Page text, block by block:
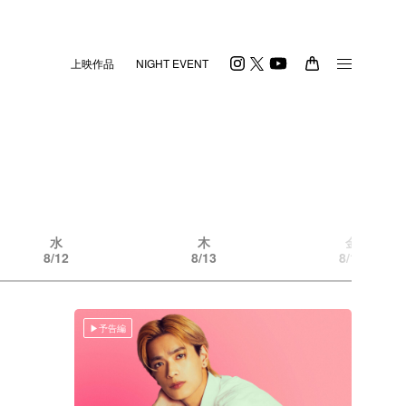
上映作品 NIGHT EVENT
水
8/12
木
8/13
金
8/14
予告編